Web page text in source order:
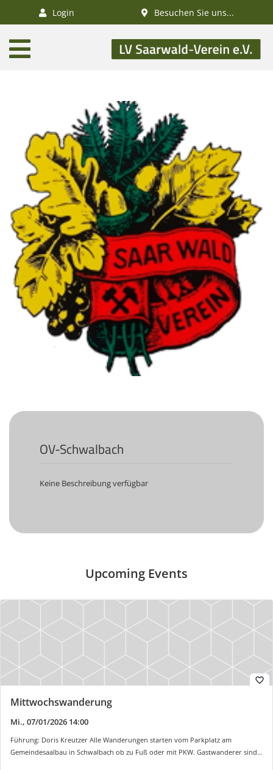
Login Besuchen Sie uns...
AKTUELLES
GESUNDHEIT
Gesundheitswandern
Deutsches
Wanderabzeichen
NATUR
/
KULTUR
Naturschutz
Kultur &
Heimatpflege
SWV
Lehrgänge
Aktivitätenübersicht
Mitgliedschaft
UNS
SWV
Geschäftsstelle
Ortsvereine
Der
Hütten
Wandermagazin
OV-Schwalbach
Keine Beschreibung verfügbar
Upcoming Events
favorite_border
Mittwochswanderung
Mi., 07/01/2026 14:00
Führung: Doris Kreutzer Alle Wanderungen starten vom Parkplatz am
Gemeindesaalbau in Schwalbach ob zu Fuß oder mit PKW. Gastwanderer sind…